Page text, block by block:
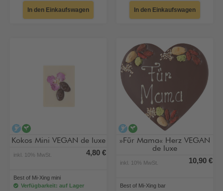
In den Einkaufswagen In den Einkaufswagen
alkoholfrei
Kokos Mini VEGAN de luxe
inkl. 10% MwSt. 4,80 €
Best of Mi-Xing mini
Verfügbarkeit: auf Lager
alkoholfrei
vegan
»Für Mama« Herz VEGAN
de luxe
inkl. 10% MwSt. 10,90 €
Best of Mi-Xing bar